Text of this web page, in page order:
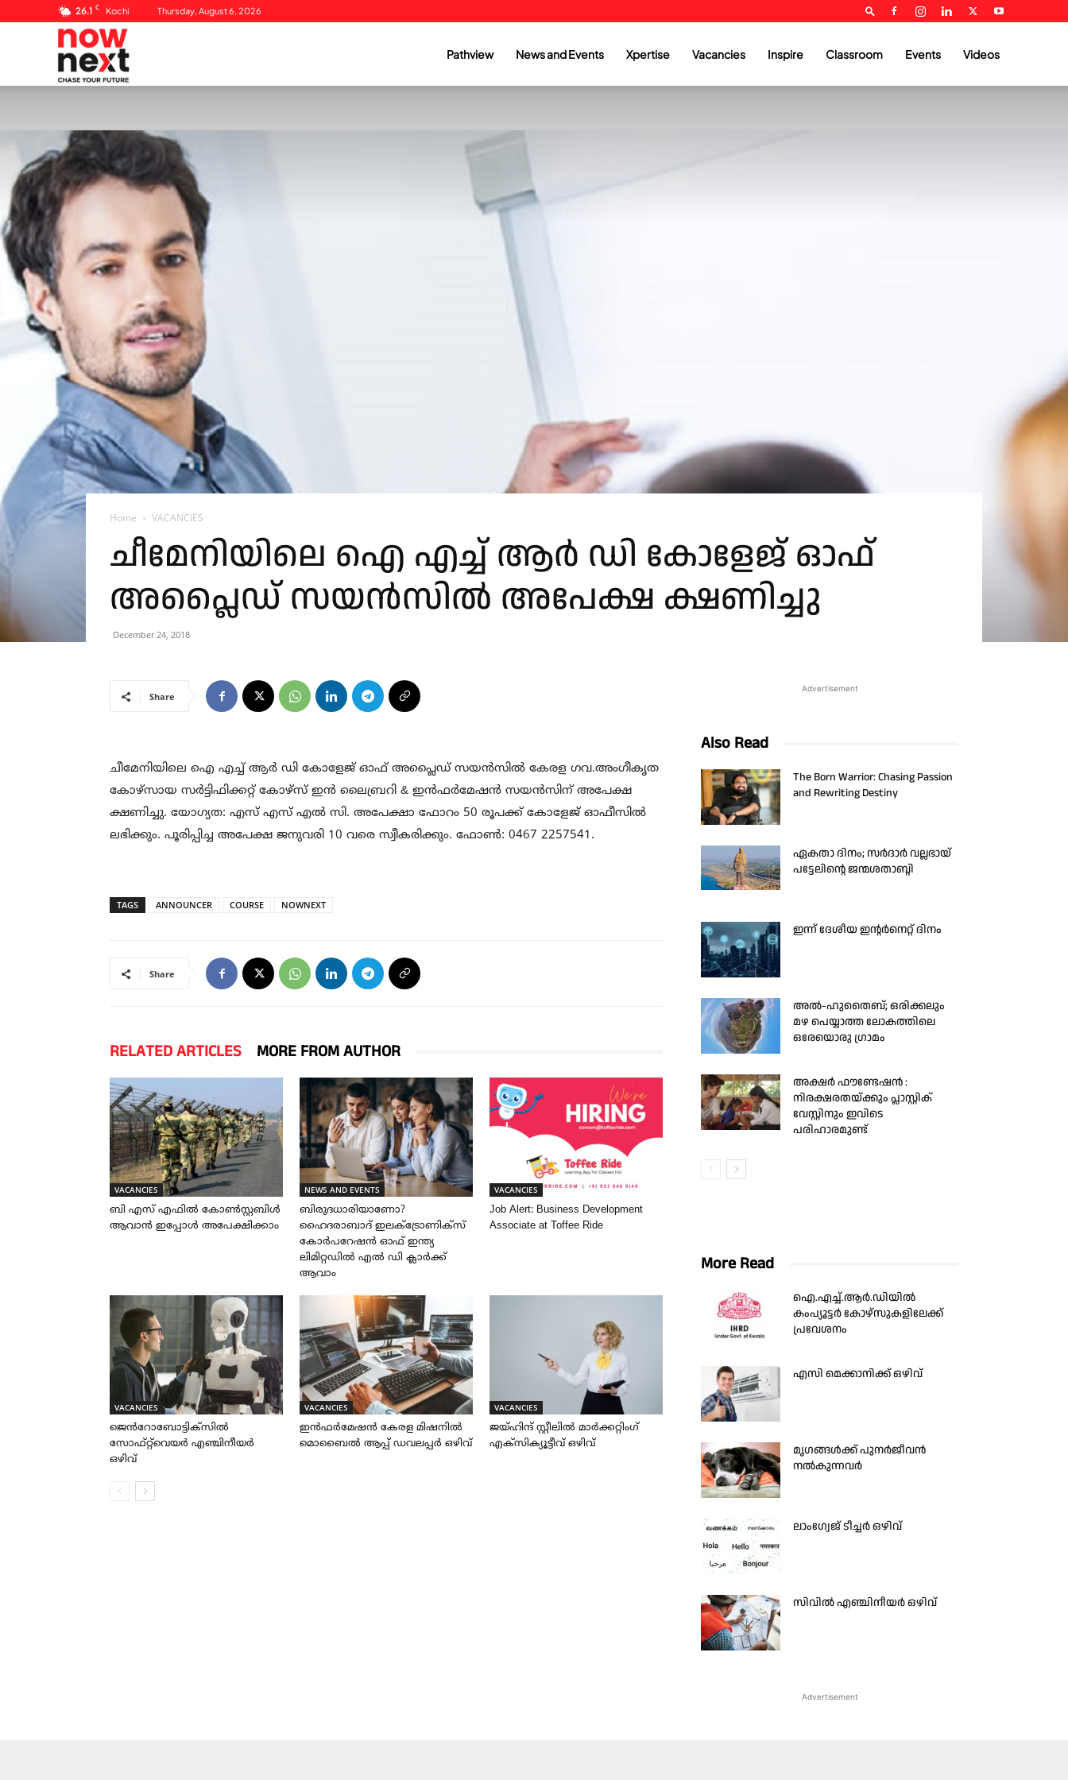
26.1 C Kochi Thursday, August 6, 2026
Pathview News and Events Xpertise Vacancies Inspire Classroom Events Videos
Home VACANCIES
ചീമേനിയിലെ ഐ എച്ച് ആർ ഡി കോളേജ് ഓഫ്
അപ്ലൈഡ് സയൻസിൽ അപേക്ഷ ക്ഷണിച്ചു
December 24, 2018
Share
ചീമേനിയിലെ ഐ എച്ച് ആർ ഡി കോളേജ് ഓഫ് അപ്ലൈഡ് സയൻസിൽ കേരള ഗവ.അംഗീകൃത
കോഴ്‌സായ സർട്ടിഫിക്കറ്റ് കോഴ്‌സ് ഇൻ ലൈബ്രറി & ഇൻഫർമേഷൻ സയൻസിന് അപേക്ഷ
ക്ഷണിച്ചു. യോഗ്യത: എസ് എസ് എൽ സി. അപേക്ഷാ ഫോറം 50 രൂപക്ക് കോളേജ് ഓഫീസിൽ
ലഭിക്കും. പൂരിപ്പിച്ച അപേക്ഷ ജനുവരി 10 വരെ സ്വീകരിക്കും. ഫോൺ: 0467 2257541.
TAGS ANNOUNCER COURSE NOWNEXT
Share
RELATED ARTICLES MORE FROM AUTHOR
VACANCIES
ബി എസ് എഫിൽ കോൺസ്റ്റബിൾ
ആവാൻ ഇപ്പോൾ അപേക്ഷിക്കാം
NEWS AND EVENTS
ബിരുദധാരിയാണോ?
ഹൈദരാബാദ് ഇലക്ട്രോണിക്സ്
കോർപറേഷൻ ഓഫ് ഇന്ത്യ
ലിമിറ്റഡിൽ എൽ ഡി ക്ലാർക്ക്
ആവാം
VACANCIES
Job Alert: Business Development
Associate at Toffee Ride
VACANCIES
ജെൻറോബോട്ടിക്സിൽ
സോഫ്റ്റ്‌വെയർ എഞ്ചിനീയർ
ഒഴിവ്
VACANCIES
ഇൻഫർമേഷൻ കേരള മിഷനിൽ
മൊബൈൽ ആപ്പ് ഡവലപ്പർ ഒഴിവ്
VACANCIES
ജയ്‌ഹിന്ദ്‌ സ്റ്റീലിൽ മാർക്കറ്റിംഗ്
എക്സിക്യൂട്ടീവ് ഒഴിവ്
Advertisement
Also Read
The Born Warrior: Chasing Passion
and Rewriting Destiny
ഏകതാ ദിനം; സർദാർ വല്ലഭായ്
പട്ടേലിന്റെ ജന്മശതാബ്ദി
ഇന്ന് ദേശീയ ഇന്റർനെറ്റ് ദിനം
അൽ-ഹുതൈബ്; ഒരിക്കലും
മഴ പെയ്യാത്ത ലോകത്തിലെ
ഒരേയൊരു ഗ്രാമം
അക്ഷർ ഫൗണ്ടേഷൻ :
നിരക്ഷരതയ്ക്കും പ്ലാസ്റ്റിക്
വേസ്റ്റിനും ഇവിടെ
പരിഹാരമുണ്ട്
More Read
ഐ.എച്ച്.ആർ.ഡിയിൽ
കംപ്യൂട്ടർ കോഴ്‌സുകളിലേക്ക്
പ്രവേശനം
എസി മെക്കാനിക്ക് ഒഴിവ്
മൃഗങ്ങൾക്ക് പുനർജീവൻ
നൽകുന്നവർ
ലാംഗ്വേജ് ടീച്ചർ ഒഴിവ്
സിവിൽ എഞ്ചിനീയർ ഒഴിവ്
Advertisement